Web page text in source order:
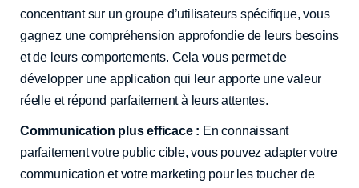
concentrant sur un groupe d’utilisateurs spécifique, vous
gagnez une compréhension approfondie de leurs besoins
et de leurs comportements. Cela vous permet de
développer une application qui leur apporte une valeur
réelle et répond parfaitement à leurs attentes.
Communication plus efficace : En connaissant
parfaitement votre public cible, vous pouvez adapter votre
communication et votre marketing pour les toucher de